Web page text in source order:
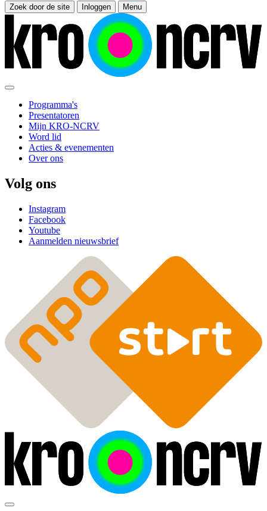
Zoek door de site Inloggen Menu
Programma's
Presentatoren
Mijn KRO-NCRV
Word lid
Acties & evenementen
Over ons
Volg ons
Instagram
Facebook
Youtube
Aanmelden nieuwsbrief